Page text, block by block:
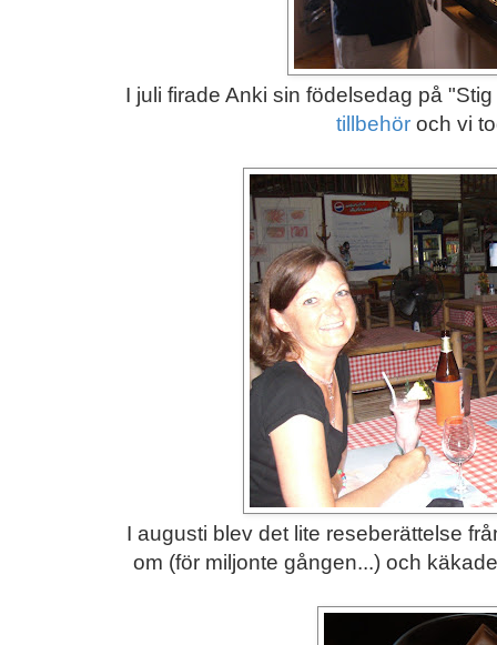
I juli firade Anki sin födelsedag på
tillbehör och vi
I augusti blev det lite reseberättelse
om (för miljonte gången...) och